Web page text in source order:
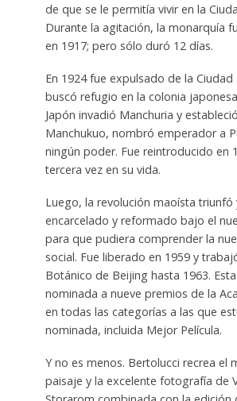
de que se le permitía vivir en la
Durante la agitación, la monarquía
en 1917; pero sólo duró 12 días.
En 1924 fue expulsado de la
buscó refugio en la colonia
Japón invadió Manchuria y
Manchukuo, nombró emperador a
ningún poder. Fue reintroducido en
tercera vez en su vida.
Luego, la revolución maoísta triunfó
encarcelado y reformado bajo el
para que pudiera comprender la
social. Fue liberado en 1959 y
Botánico de Beijing hasta 1963.
nominada a nueve premios de la
en todas las categorías a las que
nominada, incluida Mejor Película.
Y no es menos. Bertolucci recrea el
paisaje y la excelente fotografía de